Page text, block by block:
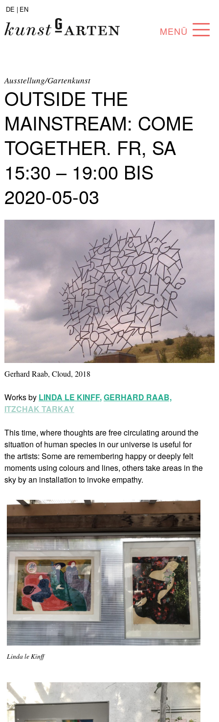
DE | EN
MENÜ
ABOUT
COLLECTION
ARTISTS
PARTNERS
ANGEBOTE
Ausstellung/Gartenkunst
OUTSIDE THE
MAINSTREAM: COME
TOGETHER. FR, SA
15:30 – 19:00 BIS
2020-05-03
Gerhard Raab, Cloud, 2018
Works by LINDA LE KINFF,GERHARD RAAB,
ITZCHAK TARKAY
This time, where thoughts are free circulating around the
situation of human species in our universe is useful for
the artists: Some are remembering happy or deeply felt
moments using colours and lines, others take areas in the
sky by an installation to invoke empathy.
Linda le Kinff